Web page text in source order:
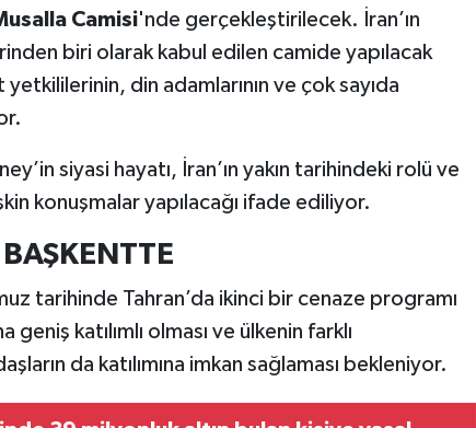
Camisi'nde gerçekleştirilecek. İran’ın
biri olarak kabul edilen camide yapılacak
din adamlarının ve çok sayıda
siyasi hayatı, İran’ın yakın tarihindeki rolü ve
konuşmalar yapılacağı ifade ediliyor.
tarihinde Tahran’da ikinci bir cenaze programı
katılımlı olması ve ülkenin farklı
da katılımına imkan sağlaması bekleniyor.